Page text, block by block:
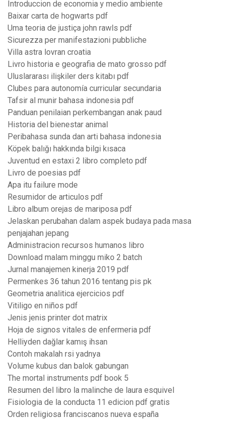
Introduccion de economia y medio ambiente
Baixar carta de hogwarts pdf
Uma teoria de justiça john rawls pdf
Sicurezza per manifestazioni pubbliche
Villa astra lovran croatia
Livro historia e geografia de mato grosso pdf
Uluslararası ilişkiler ders kitabı pdf
Clubes para autonomía curricular secundaria
Tafsir al munir bahasa indonesia pdf
Panduan penilaian perkembangan anak paud
Historia del bienestar animal
Peribahasa sunda dan arti bahasa indonesia
Köpek balığı hakkında bilgi kısaca
Juventud en estaxi 2 libro completo pdf
Livro de poesias pdf
Apa itu failure mode
Resumidor de articulos pdf
Libro album orejas de mariposa pdf
Jelaskan perubahan dalam aspek budaya pada masa
penjajahan jepang
Administracion recursos humanos libro
Download malam minggu miko 2 batch
Jurnal manajemen kinerja 2019 pdf
Permenkes 36 tahun 2016 tentang pis pk
Geometria analitica ejercicios pdf
Vitiligo en niños pdf
Jenis jenis printer dot matrix
Hoja de signos vitales de enfermeria pdf
Helliyden dağlar kamış ihsan
Contoh makalah rsi yadnya
Volume kubus dan balok gabungan
The mortal instruments pdf book 5
Resumen del libro la malinche de laura esquivel
Fisiologia de la conducta 11 edicion pdf gratis
Orden religiosa franciscanos nueva españa